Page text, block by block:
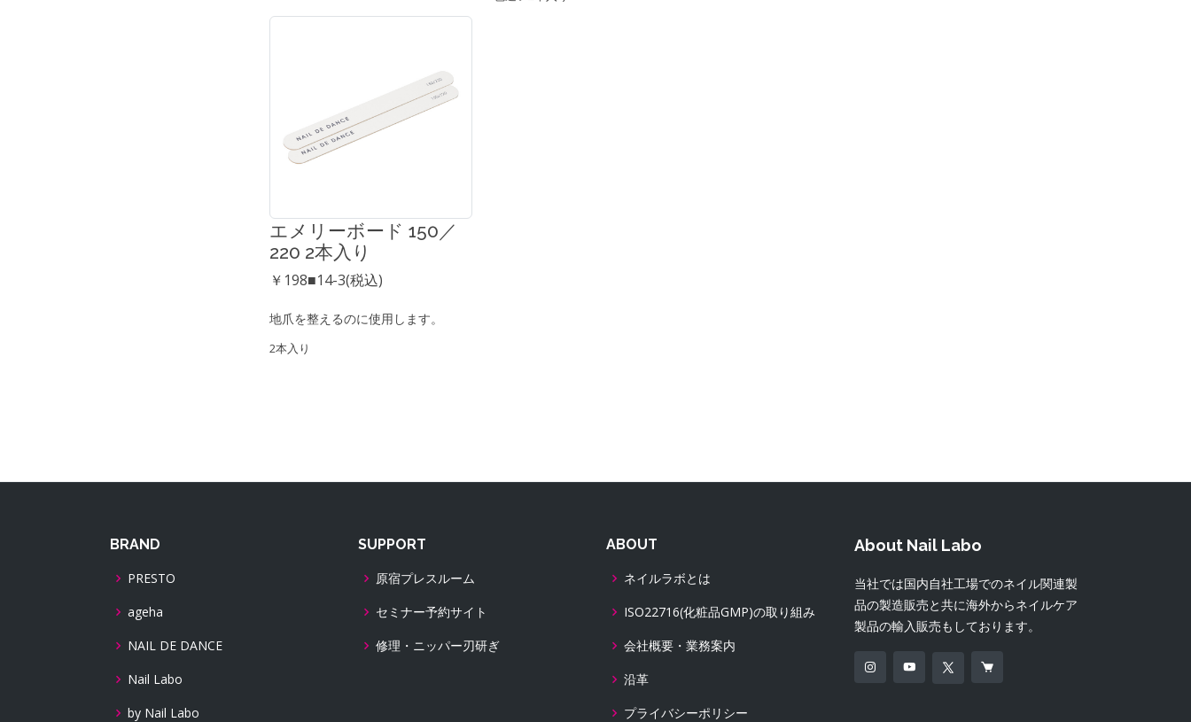
エメリーボード 150／
220 2本入り
￥198■14-3(税込)
地爪を整えるのに使用します。
2本入り
BRAND
PRESTO
ageha
NAIL DE DANCE
Nail Labo
by Nail Labo
SUPPORT
原宿プレスルーム
セミナー予約サイト
修理・ニッパー刃研ぎ
ABOUT
ネイルラボとは
ISO22716(化粧品GMP)の取り組み
会社概要・業務案内
沿革
プライバシーポリシー
About Nail Labo
当社では国内自社工場でのネイル関連製
品の製造販売と共に海外からネイルケア
製品の輸入販売もしております。